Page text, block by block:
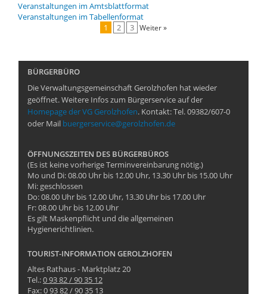
Veranstaltungen im Amtsblattformat
Veranstaltungen im Tabellenformat
1
2 3 Weiter »
BÜRGERBÜRO
Die Verwaltungsgemeinschaft Gerolzhofen hat wieder
geöffnet. Weitere Infos zum Bürgerservice auf der
Homepage der VG Gerolzhofen. Kontakt: Tel. 09382/607-0
oder Mail buergerservice@gerolzhofen.de
ÖFFNUNGSZEITEN DES BÜRGERBÜROS
(Es ist keine vorherige Terminvereinbarung nötig.)
Mo und Di: 08.00 Uhr bis 12.00 Uhr, 13.30 Uhr bis 15.00 Uhr
Mi: geschlossen
Do: 08.00 Uhr bis 12.00 Uhr, 13.30 Uhr bis 17.00 Uhr
Fr: 08.00 Uhr bis 12.00 Uhr
Es gilt Maskenpflicht und die allgemeinen
Hygienerichtlinien.
TOURIST-INFORMATION GEROLZHOFEN
Altes Rathaus - Marktplatz 20
Tel.:0 93 82 / 90 35 12
Fax: 0 93 82 / 90 35 13